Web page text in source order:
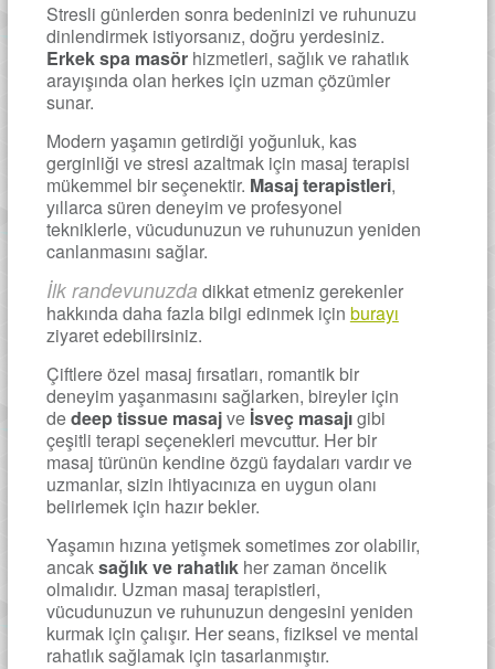
Stresli günlerden sonra bedeninizi ve ruhunuzu
dinlendirmek istiyorsanız, doğru yerdesiniz.
Erkek spa masörhizmetleri, sağlık ve rahatlık
arayışında olan herkes için uzman çözümler
sunar.
Modern yaşamın getirdiği yoğunluk, kas
gerginliği ve stresi azaltmak için masaj terapisi
mükemmel bir seçenektir. Masaj terapistleri,
yıllarca süren deneyim ve profesyonel
tekniklerle, vücudunuzun ve ruhunuzun yeniden
canlanmasını sağlar.
İlk randevunuzda dikkat etmeniz gerekenler
hakkında daha fazla bilgi edinmek için burayı
ziyaret edebilirsiniz.
Çiftlere özel masaj fırsatları, romantik bir
deneyim yaşanmasını sağlarken, bireyler için
dedeep tissue masajve İsveç masajıgibi
çeşitli terapi seçenekleri mevcuttur. Her bir
masaj türünün kendine özgü faydaları vardır ve
uzmanlar, sizin ihtiyacınıza en uygun olanı
belirlemek için hazır bekler.
Yaşamın hızına yetişmek sometimes zor olabilir,
ancaksağlık ve rahatlıkher zaman öncelik
olmalıdır. Uzman masaj terapistleri,
vücudunuzun ve ruhunuzun dengesini yeniden
kurmak için çalışır. Her seans, fiziksel ve mental
rahatlık sağlamak için tasarlanmıştır.